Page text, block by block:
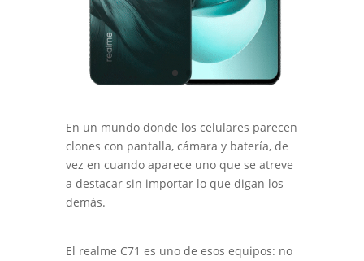
En un mundo donde los celulares parecen
clones con pantalla, cámara y batería, de
vez en cuando aparece uno que se atreve
a destacar sin importar lo que digan los
demás.
El realme C71 es uno de esos equipos: no